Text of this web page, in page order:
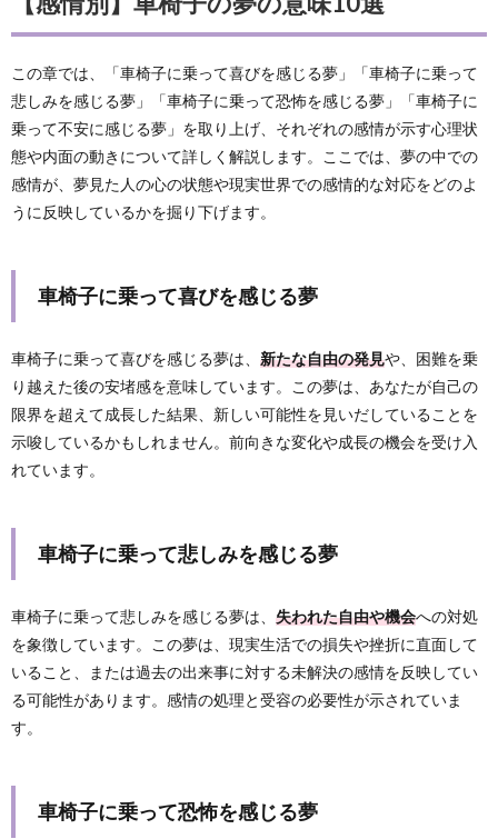
この章では、「車椅子に乗って喜びを感じる夢」「車椅子に乗って
悲しみを感じる夢」「車椅子に乗って恐怖を感じる夢」「車椅子に
乗って不安に感じる夢」を取り上げ、それぞれの感情が示す心理状
態や内面の動きについて詳しく解説します。ここでは、夢の中での
感情が、夢見た人の心の状態や現実世界での感情的な対応をどのよ
うに反映しているかを掘り下げます。
車椅子に乗って喜びを感じる夢
車椅子に乗って喜びを感じる夢は、 新たな自由の発見や、困難を乗
り越えた後の安堵感を意味しています。この夢は、あなたが自己の
限界を超えて成長した結果、新しい可能性を見いだしていることを
示唆しているかもしれません。前向きな変化や成長の機会を受け入
れています。
車椅子に乗って悲しみを感じる夢
車椅子に乗って悲しみを感じる夢は、 失われた自由や機会への対処
を象徴しています。この夢は、現実生活での損失や挫折に直面して
いること、または過去の出来事に対する未解決の感情を反映してい
る可能性があります。感情の処理と受容の必要性が示されていま
す。
車椅子に乗って恐怖を感じる夢